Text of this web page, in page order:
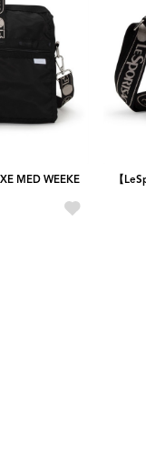
MED WEEKE
【